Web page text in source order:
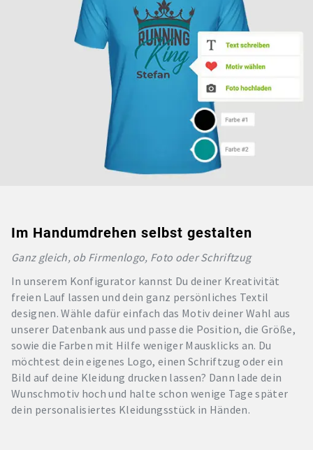
Im Handumdrehen selbst gestalten
Ganz gleich, ob Firmenlogo, Foto oder Schriftzug
In unserem Konfigurator kannst Du deiner Kreativität
freien Lauf lassen und dein ganz persönliches Textil
designen. Wähle dafür einfach das Motiv deiner Wahl aus
unserer Datenbank aus und passe die Position, die Größe,
sowie die Farben mit Hilfe weniger Mausklicks an. Du
möchtest dein eigenes Logo, einen Schriftzug oder ein
Bild auf deine Kleidung drucken lassen? Dann lade dein
Wunschmotiv hoch und halte schon wenige Tage später
dein personalisiertes Kleidungsstück in Händen.